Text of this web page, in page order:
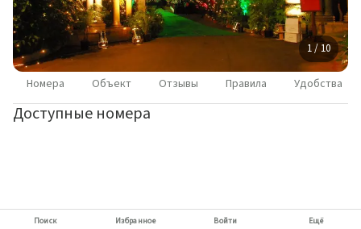
1 / 10
Номера Объект Отзывы Правила Удобства
Доступные номера
Поиск Избранное Войти Ещё